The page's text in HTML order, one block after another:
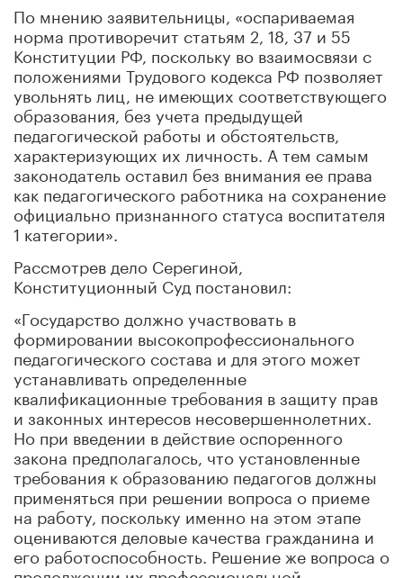
По мнению заявительницы, «оспариваемая
норма противоречит статьям 2, 18, 37 и 55
Конституции РФ, поскольку во взаимосвязи с
положениями Трудового кодекса РФ позволяет
увольнять лиц, не имеющих соответствующего
образования, без учета предыдущей
педагогической работы и обстоятельств,
характеризующих их личность. А тем самым
законодатель оставил без внимания ее права
как педагогического работника на сохранение
официально признанного статуса воспитателя
1 категории».
Рассмотрев дело Серегиной,
Конституционный Суд постановил:
«Государство должно участвовать в
формировании высокопрофессионального
педагогического состава и для этого может
устанавливать определенные
квалификационные требования в защиту прав
и законных интересов несовершеннолетних.
Но при введении в действие оспоренного
закона предполагалось, что установленные
требования к образованию педагогов должны
применяться при решении вопроса о приеме
на работу, поскольку именно на этом этапе
оцениваются деловые качества гражданина и
его работоспособность. Решение же вопроса о